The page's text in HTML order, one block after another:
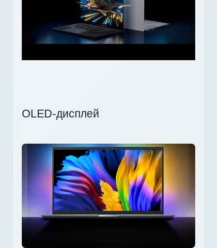
OLED-дисплей